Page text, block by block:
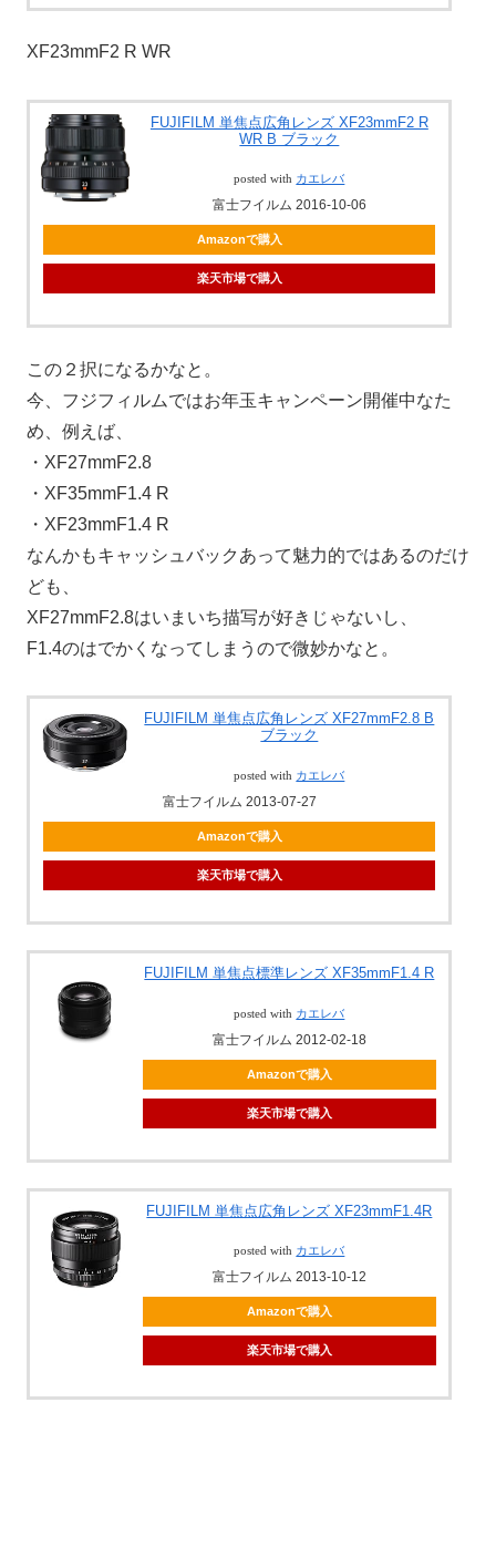
XF23mmF2 R WR
FUJIFILM 単焦点広角レンズ XF23mmF2 R
WR B ブラック
posted with カエレバ
富士フイルム 2016-10-06
Amazonで購入
楽天市場で購入
この２択になるかなと。
今、フジフィルムではお年玉キャンペーン開催中なた
め、例えば、
・XF27mmF2.8
・XF35mmF1.4 R
・XF23mmF1.4 R
なんかもキャッシュバックあって魅力的ではあるのだけ
ども、
XF27mmF2.8はいまいち描写が好きじゃないし、
F1.4のはでかくなってしまうので微妙かなと。
FUJIFILM 単焦点広角レンズ XF27mmF2.8 B
ブラック
posted with カエレバ
富士フイルム 2013-07-27
Amazonで購入
楽天市場で購入
FUJIFILM 単焦点標準レンズ XF35mmF1.4 R
posted with カエレバ
富士フイルム 2012-02-18
Amazonで購入
楽天市場で購入
FUJIFILM 単焦点広角レンズ XF23mmF1.4R
posted with カエレバ
富士フイルム 2013-10-12
Amazonで購入
楽天市場で購入